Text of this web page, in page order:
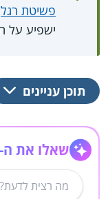
פשיטת רגל
ישפיע על
תוכן עניינים
שאלו את ה-AI שלנו